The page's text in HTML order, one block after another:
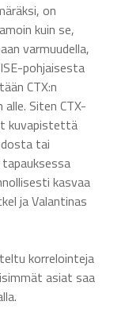
on
kuin se,
varmuudella,
pohjaisesta
CTX:n
Siten CTX-
kuvapistettä
tai
kasvaa
ja Valantinas
korrelointeja
asiat saa